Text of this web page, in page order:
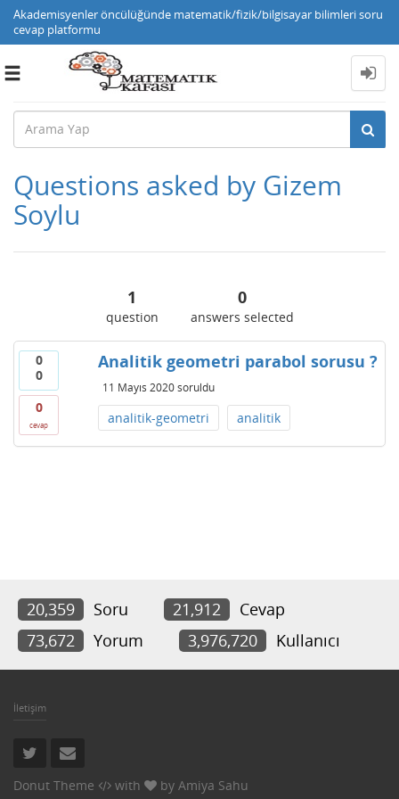
Akademisyenler öncülüğünde matematik/fizik/bilgisayar bilimleri soru
cevap platformu
Toggle
Questions asked by Gizem
Soylu
1
question
0
answers selected
0
0
0
cevap
Analitik geometri parabol sorusu ?
11 Mayıs 2020 soruldu
analitik-geometri analitik
20,359 Soru 21,912
Cevap
73,672
Yorum 3,976,720 Kullanıcı
İletişim
Donut Theme with by Amiya Sahu